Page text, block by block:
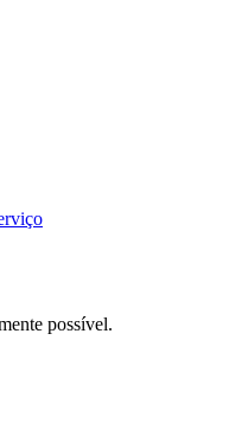
possível.